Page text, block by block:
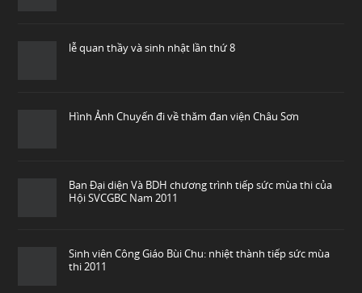
lễ quan thầy và sinh nhật lần thứ 8
Hình Ảnh Chuyến đi về thăm đan viện Châu Sơn
Ban Đại diện Và BDH chương trình tiếp sức mùa thi của
Hội SVCGBC Nam 2011
Sinh viên Công Giáo Bùi Chu: nhiệt thành tiếp sức mùa
thi 2011